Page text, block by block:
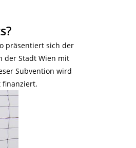
präsentiert sich der
der Stadt Wien mit
Subvention wird
finanziert.